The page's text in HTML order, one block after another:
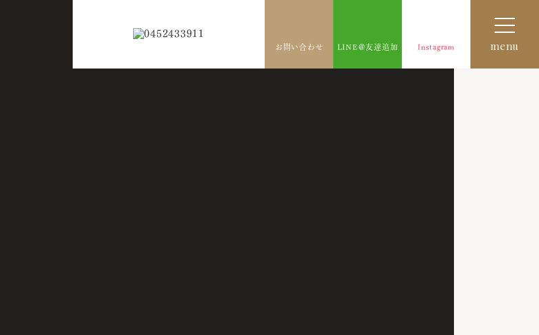
お問い合わせ LINE＠友達追加 Instagram menu